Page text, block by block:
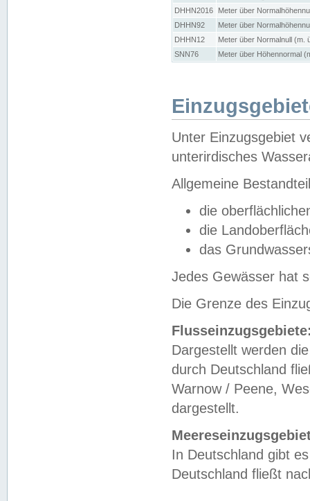
DHHN2016
Meter über
DHHN92
Meter über
DHHN12
Meter über Normalnull (m.
SNN76
Meter über Höhennormal
Unter Einzugsgebiet
unterirdisches
Allgemeine
die
die
das
Jedes Gewässer hat
Die Grenze des
Dargestellt werden
durch Deutschland
Warnow / Peene,
dargestellt.
In Deutschland gibt
Deutschland fließt